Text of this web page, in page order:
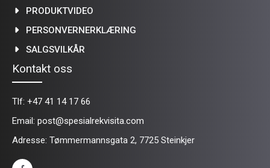
PRODUKTVIDEO
PERSONVERNERKLÆRING
SALGSVILKÅR
Kontakt oss
Tlf: +47 41 14 17 66
Email: post@spesialrekvisita.com
Adresse: Tømmermannsgata 2, 7725 Steinkjer